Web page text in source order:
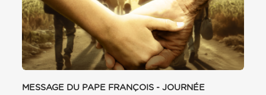
MESSAGE DU PAPE FRANÇOIS - JOURNÉE